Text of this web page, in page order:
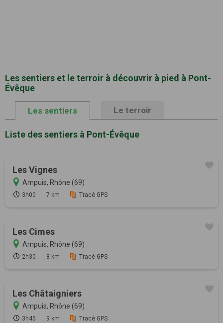
Les sentiers et le terroir à découvrir à pied à Pont-
Évêque
Les sentiers Le terroir
Liste des sentiers à Pont-Évêque
Les Vignes
Ampuis, Rhône (69)
3h00 7 km Tracé GPS
Les Cimes
Ampuis, Rhône (69)
2h30 8 km Tracé GPS
Les Châtaigniers
Ampuis, Rhône (69)
3h45 9 km Tracé GPS